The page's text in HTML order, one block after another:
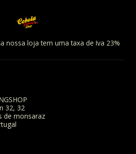
nossa loja tem uma taxa de Iva 23%
32, 32
de monsaraz